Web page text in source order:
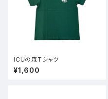
ICUの森Tシャツ
¥1,600